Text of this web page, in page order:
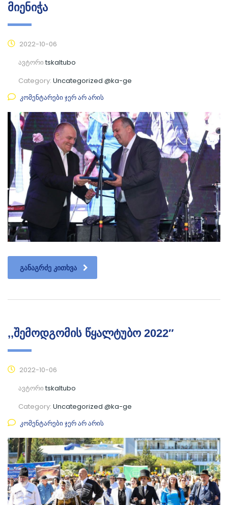
მიენიჭა
2022-10-06
ავტორიtskaltubo
Category: Uncategorized @ka-ge
კომენტარები ჯერ არ არის
ᲒᲐᲜᲐᲒᲠᲫᲔ ᲙᲘᲗᲮᲕᲐ
,,შემოდგომის წყალტუბო 2022″
2022-10-06
ავტორიtskaltubo
Category: Uncategorized @ka-ge
კომენტარები ჯერ არ არის